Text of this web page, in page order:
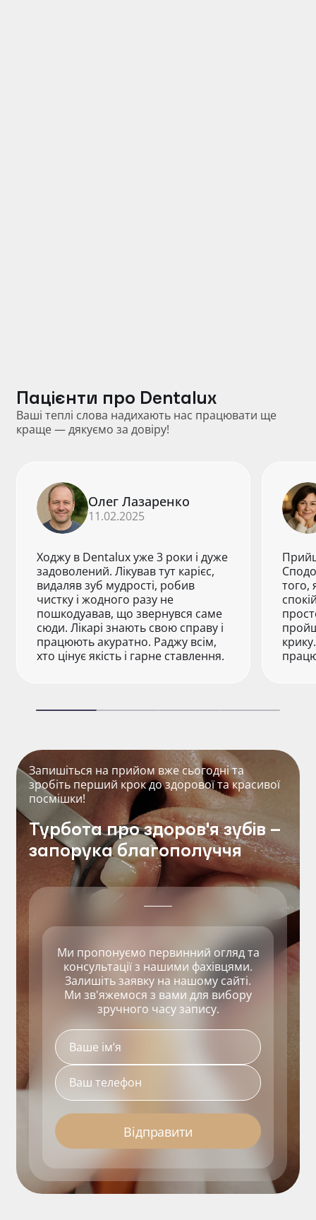
Пацієнти про Dentalux
Ваші теплі слова надихають нас працювати ще
краще — дякуємо за довіру!
Олег Лазаренко
11.02.2025
Ходжу в Dentalux уже 3 роки і дуже
задоволений. Лікував тут карієс,
видаляв зуб мудрості, робив
чистку і жодного разу не
пошкодуавав, що звернувся саме
сюди. Лікарі знають свою справу і
працюють акуратно. Раджу всім,
хто цінує якість і гарне ставлення.
того,
Запишіться на прийом вже сьогодні та
зробіть перший крок до здорової та красивої
посмішки!
Турбота про здоров'я зубів –
запорука благополуччя
Ми пропонуємо первинний огляд та
консультації з нашими фахівцями.
Залишіть заявку на нашому сайті.
Ми зв'яжемося з вами для вибору
зручного часу запису.
Відправити